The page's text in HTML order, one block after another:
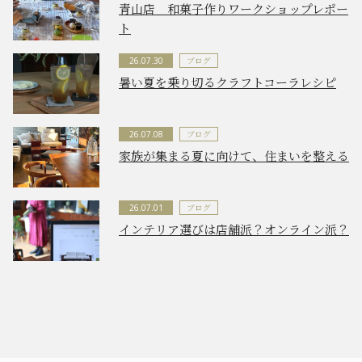
青山店 和菓子作りワークショップレポー
ト
26.07.30 ブログ
暑い夏を乗り切るクラフトコーラレシピ
26.07.08 ブログ
家族が集まる夏に向けて、住まいを整える
26.07.01 ブログ
インテリア選びは店舗派？オンライン派？